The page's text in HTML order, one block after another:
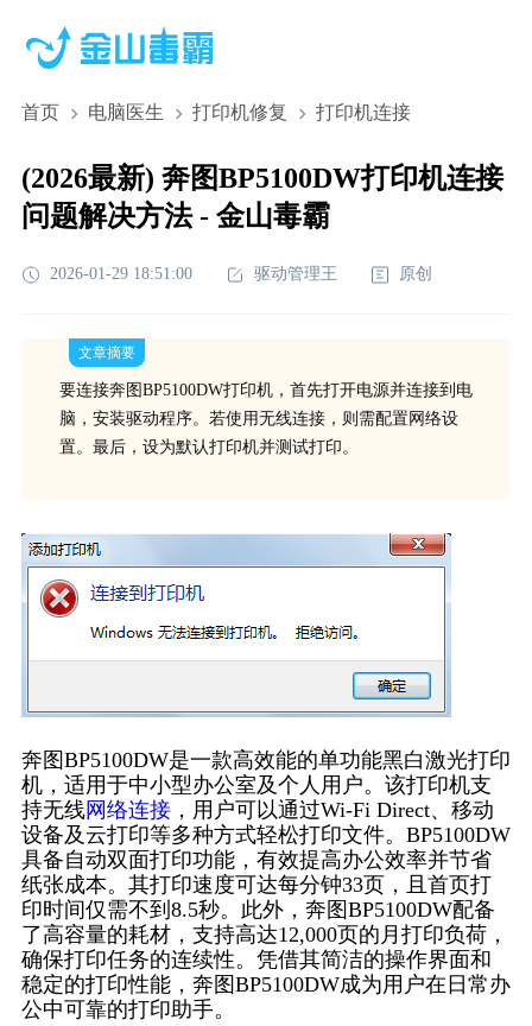
首页 电脑医生 打印机修复 打印机连接
(2026最新) 奔图BP5100DW打印机连接
问题解决方法 - 金山毒霸
2026-01-29 18:51:00 驱动管理王 原创
文章摘要
要连接奔图BP5100DW打印机，首先打开电源并连接到电
脑，安装驱动程序。若使用无线连接，则需配置网络设
置。最后，设为默认打印机并测试打印。
奔图BP5100DW是一款高效能的单功能黑白激光打印
机，适用于中小型办公室及个人用户。该打印机支
持无线网络连接，用户可以通过Wi-Fi Direct、移动
设备及云打印等多种方式轻松打印文件。BP5100DW
具备自动双面打印功能，有效提高办公效率并节省
纸张成本。其打印速度可达每分钟33页，且首页打
印时间仅需不到8.5秒。此外，奔图BP5100DW配备
了高容量的耗材，支持高达12,000页的月打印负荷，
确保打印任务的连续性。凭借其简洁的操作界面和
稳定的打印性能，奔图BP5100DW成为用户在日常办
公中可靠的打印助手。